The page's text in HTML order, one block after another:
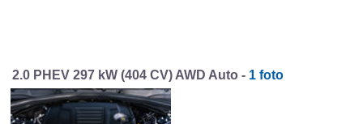
2.0 PHEV 297 kW (404 CV) AWD Auto - 1 foto